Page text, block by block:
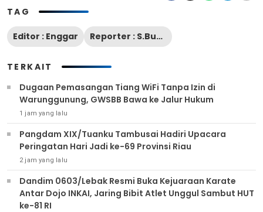
TAG
Editor : Enggar Reporter : S.Budiman
TERKAIT
Dugaan Pemasangan Tiang WiFi Tanpa Izin di
Warunggunung, GWSBB Bawa ke Jalur Hukum
1 jam yang lalu
Pangdam XIX/Tuanku Tambusai Hadiri Upacara
Peringatan Hari Jadi ke-69 Provinsi Riau
2 jam yang lalu
Dandim 0603/Lebak Resmi Buka Kejuaraan Karate
Antar Dojo INKAI, Jaring Bibit Atlet Unggul Sambut HUT
ke-81 RI